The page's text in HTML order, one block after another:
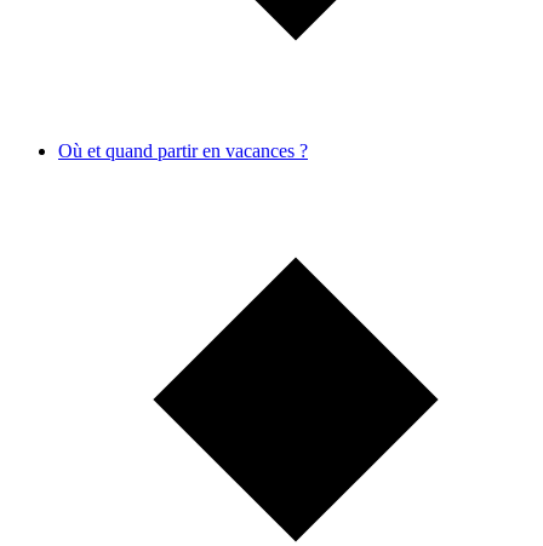
Où et quand partir en vacances ?